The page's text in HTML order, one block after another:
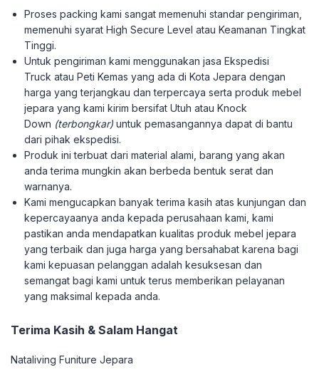
Proses packing kami sangat memenuhi standar pengiriman,
memenuhi syarat High Secure Level atau Keamanan Tingkat
Tinggi.
Untuk pengiriman kami menggunakan jasa Ekspedisi
Truck atau Peti Kemas yang ada di Kota Jepara dengan
harga yang terjangkau dan terpercaya serta produk mebel
jepara yang kami kirim bersifat Utuh atau Knock
Down (terbongkar) untuk pemasangannya dapat di bantu
dari pihak ekspedisi.
Produk ini terbuat dari material alami, barang yang akan
anda terima mungkin akan berbeda bentuk serat dan
warnanya.
Kami mengucapkan banyak terima kasih atas kunjungan dan
kepercayaanya anda kepada perusahaan kami, kami
pastikan anda mendapatkan kualitas produk mebel jepara
yang terbaik dan juga harga yang bersahabat karena bagi
kami kepuasan pelanggan adalah kesuksesan dan
semangat bagi kami untuk terus memberikan pelayanan
yang maksimal kepada anda.
Terima Kasih & Salam Hangat
Nataliving Funiture Jepara